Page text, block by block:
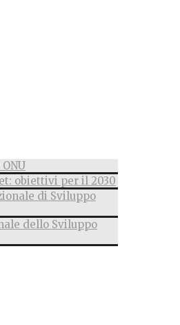
obiettivi per il 2030
di Sviluppo
dello Sviluppo